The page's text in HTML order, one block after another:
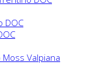
DOC
Valpiana